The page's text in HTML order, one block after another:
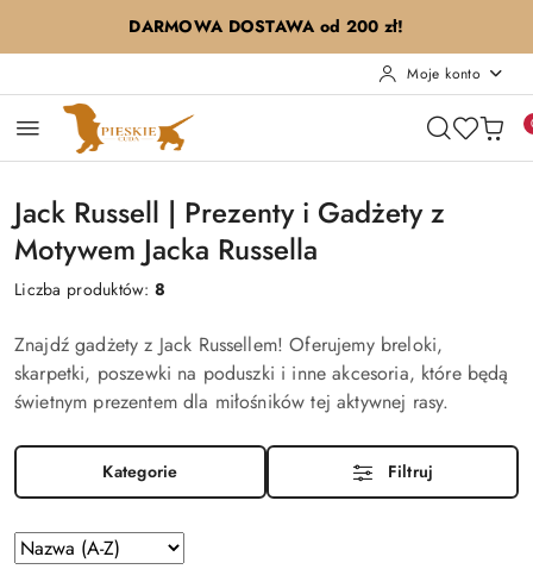
Przejdź do treści głównej
Przejdź do wyszukiwarki
Przejdź do moje konto
Przejdź do menu głównego
Przejdź do stopkiDARMOWA DOSTAWA od 200 zł!
Moje konto
Jack Russell | Prezenty i Gadżety z
Motywem Jacka Russella
Liczba produktów:8
Znajdź gadżety z Jack Russellem! Oferujemy breloki,
skarpetki, poszewki na poduszki i inne akcesoria, które będą
świetnym prezentem dla miłośników tej aktywnej rasy.
Kategorie Filtruj
Zastosowano
sortowanie:
Sortuj
według